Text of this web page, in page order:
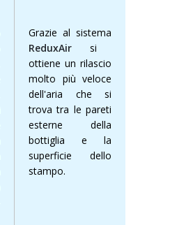
Grazie al sistema
ReduxAir si
ottiene un rilascio
molto più veloce
dell'aria che si
trova tra le pareti
esterne della
bottiglia e la
superficie dello
stampo.